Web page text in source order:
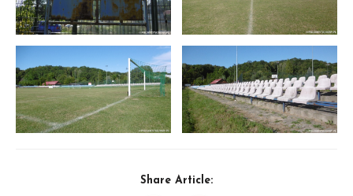
Share Article: